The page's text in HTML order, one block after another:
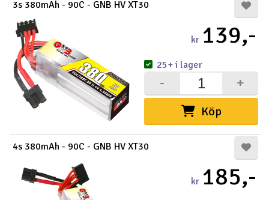
3s 380mAh - 90C - GNB HV XT30
kr 139,-
Köp
+
-
25+ i lager
4s 380mAh - 90C - GNB HV XT30
kr 185,-